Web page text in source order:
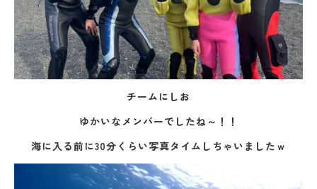
チームにしお
ゆかいなメンバーでしたね～！！
海に入る前に30分くらい写真タイムしちゃいましたｗ